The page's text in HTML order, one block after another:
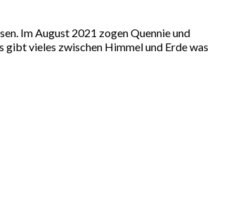
Im August 2021 zogen Quennie und
gibt vieles zwischen Himmel und Erde was